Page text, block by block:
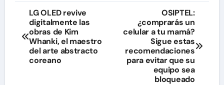
Navegación
de
entradas
LG OLED revive
digitalmente las
obras de Kim
Whanki, el maestro
del arte abstracto
coreano
OSIPTEL:
¿comprarás un
celular a tu mamá?
Sigue estas
recomendaciones
para evitar que su
equipo sea
bloqueado